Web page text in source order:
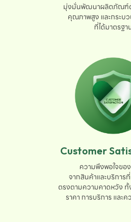
มุ่งมั่นพัฒนาผลิตภัณฑ์
คุณภาพสูง และกระบ
ที่ได้มาตรฐา
Customer
ความพึงพอใจขอ
จากสินค้าและบริกา
ตรงตามความคาดหวัง
ราคา การบริการ และค